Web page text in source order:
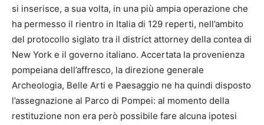
si inserisce, a sua volta, in una più ampia operazione che
ha permesso il rientro in Italia di 129 reperti, nell’ambito
del protocollo siglato tra il district attorney della contea di
New York e il governo italiano. Accertata la provenienza
pompeiana dell’affresco, la direzione generale
Archeologia, Belle Arti e Paesaggio ne ha quindi disposto
l’assegnazione al Parco di Pompei: al momento della
restituzione non era però possibile fare alcuna ipotesi